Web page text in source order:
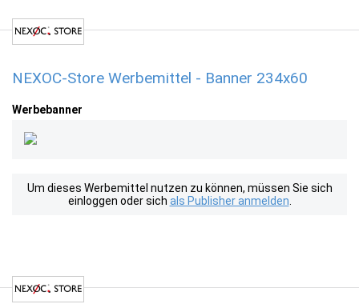
NEXOC-Store Werbemittel - Banner 234x60
Werbebanner
Um dieses Werbemittel nutzen zu können, müssen Sie sich
einloggen oder sich als Publisher anmelden